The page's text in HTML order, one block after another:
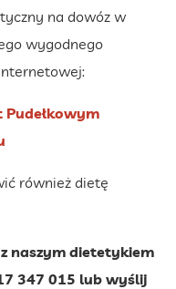
na dowóz w
wygodnego
również dietę
naszym dietetykiem
347 015 lub wyślij